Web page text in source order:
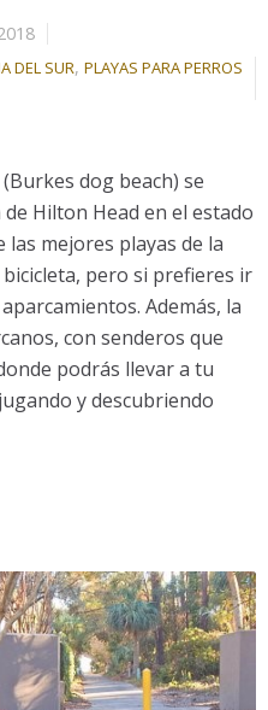
DEL SUR, PLAYAS PARA PERROS
dog beach) se
Hilton Head en el estado
las mejores playas de la
pero si prefieres ir
Además, la
con senderos que
podrás llevar a tu
y descubriendo